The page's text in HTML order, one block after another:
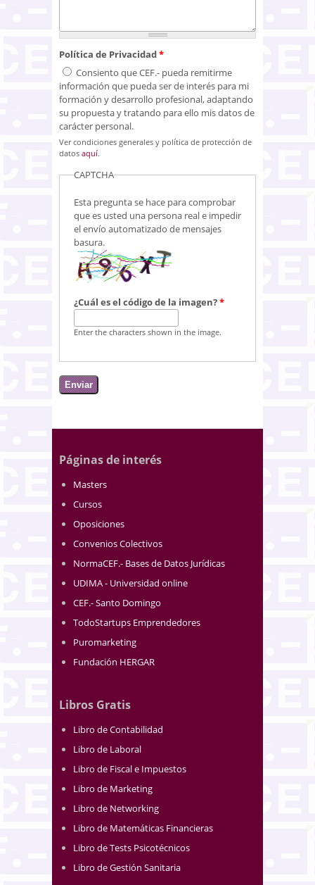
Política de Privacidad*
Consiento que CEF.- pueda remitirme
información que pueda ser de interés para mi
formación y desarrollo profesional, adaptando
su propuesta y tratando para ello mis datos de
carácter personal.
Ver condiciones generales y política de protección de
datos aquí.
CAPTCHA
Esta pregunta se hace para comprobar
que es usted una persona real e impedir
el envío automatizado de mensajes
basura.
¿Cuál es el código de la imagen?*
Enter the characters shown in the image.
Páginas de interés
Masters
Cursos
Oposiciones
Convenios Colectivos
NormaCEF.- Bases de Datos Jurídicas
UDIMA - Universidad online
CEF.- Santo Domingo
TodoStartups Emprendedores
Puromarketing
Fundación HERGAR
Libros Gratis
Libro de Contabilidad
Libro de Laboral
Libro de Fiscal e Impuestos
Libro de Marketing
Libro de Networking
Libro de Matemáticas Financieras
Libro de Tests Psicotécnicos
Libro de Gestión Sanitaria